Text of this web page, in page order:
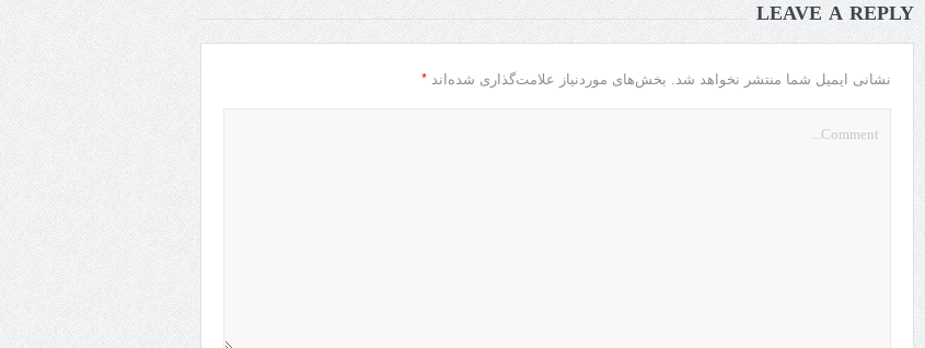
LEAVE A REPLY
نشانی ایمیل شما منتشر نخواهد شد. بخش‌های موردنیاز علامت‌گذاری شده‌اند *